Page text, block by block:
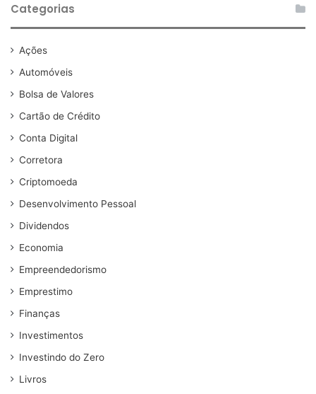
Categorias
Ações
Automóveis
Bolsa de Valores
Cartão de Crédito
Conta Digital
Corretora
Criptomoeda
Desenvolvimento Pessoal
Dividendos
Economia
Empreendedorismo
Emprestimo
Finanças
Investimentos
Investindo do Zero
Livros